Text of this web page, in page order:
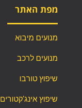
מפת האתר
מנועים מיבוא
מנועים לרכב
שיפוץ טורבו
שיפוץ אינג'קטורים